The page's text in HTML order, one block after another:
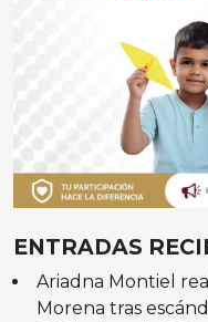
ENTRADAS
Ariadna Montiel
Morena tras